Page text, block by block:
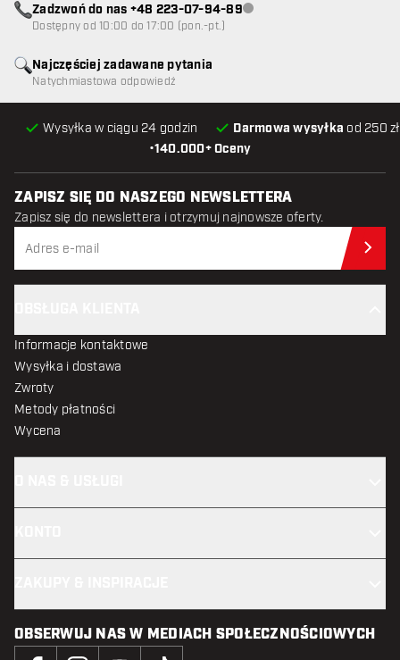
•140.000+ Oceny
Wysyłka w ciągu 24 godzin Darmowa wysyłka od 250
Najczęściej zadawane pytania
Natychmiastowa odpowiedź
Zadzwoń do nas +48 223-07-94-89Obsługa klienta niedostępna
Dostępny od 10:00 do 17:00 (pon.-pt.)
ZAPISZ SIĘ DO NASZEGO NEWSLETTERA
Zapisz się do newslettera i otrzymuj najnowsze oferty.
Informacje kontaktowe
Wysyłka i dostawa
Zwroty
Metody płatności
Wycena
OBSERWUJ NAS W MEDIACH SPOŁECZNOŚCIOWYCH